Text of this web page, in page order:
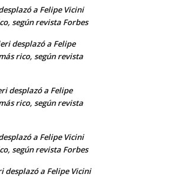
a Felipe Vicini
según revista Forbes
desplazó a Felipe
rico, según revista
desplazó a Felipe
rico, según revista
a Felipe Vicini
según revista Forbes
desplazó a Felipe Vicini